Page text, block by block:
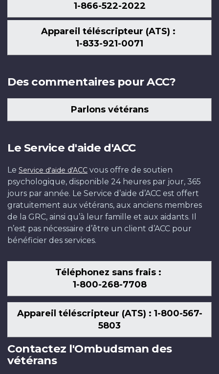
1-866-522-2022
Appareil téléscripteur (ATS) :
1-833-921-0071
Des commentaires pour ACC?
Parlons vétérans
Le Service d'aide d'ACC
Le Service d'aide d'ACC vous offre de soutien
psychologique, disponible 24 heures par jour, 365
jours par année. Le Service d’aide d’ACC est offert
gratuitement aux vétérans, aux anciens membres
de la GRC, ainsi qu’à leur famille et aux aidants. Il
n’est pas nécessaire d’être un client d’ACC pour
bénéficier des services.
Téléphonez sans frais :
1-800-268-7708
Appareil téléscripteur (ATS) : 1-800-567-
5803
Contactez l'Ombudsman des
vétérans